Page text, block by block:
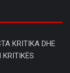
KRITIKA DHE